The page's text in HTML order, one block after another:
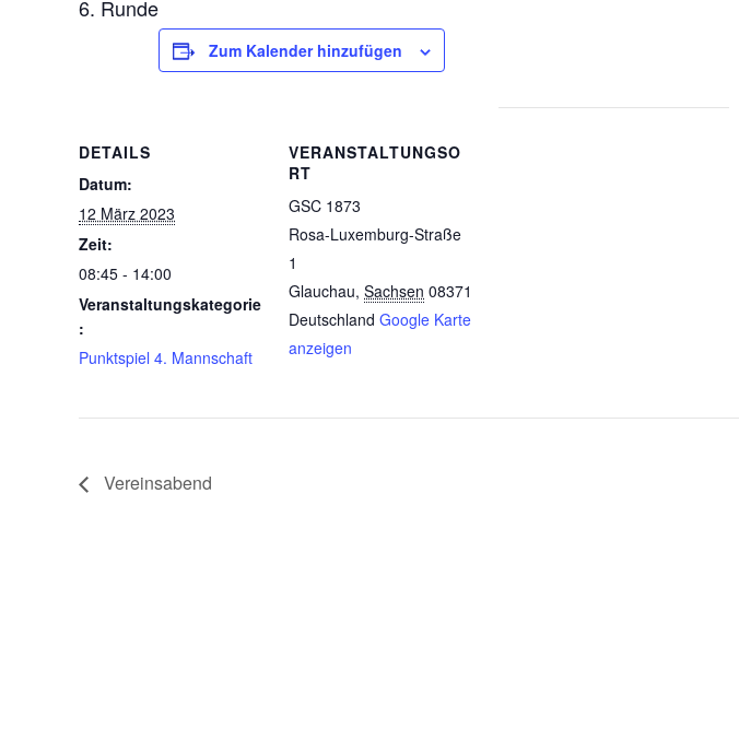
6. Runde
Zum Kalender hinzufügen
DETAILS
Datum:
12 März 2023
Zeit:
08:45 - 14:00
Veranstaltungskategorie
:
Punktspiel 4. Mannschaft
VERANSTALTUNGSO
RT
GSC 1873
Rosa-Luxemburg-Straße
1
Glauchau, Sachsen 08371
Deutschland Google Karte
anzeigen
Vereinsabend